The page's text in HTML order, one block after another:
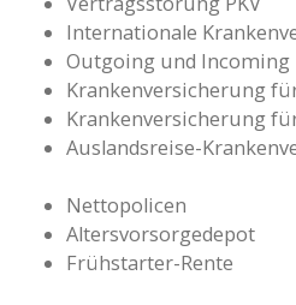
Internationale
Outgoing und Incoming
Krankenversicherung
Krankenversicherung
Auslandsreise-
Nettopolicen
Altersvorsorgedepot
Frühstarter-Rente